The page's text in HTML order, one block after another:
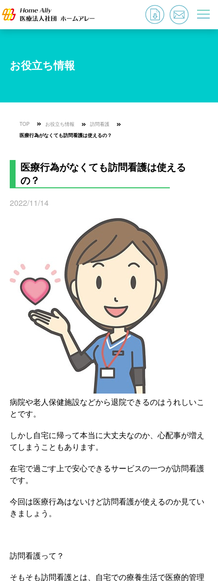
お役立ち情報
TOP お役立ち情報 訪問看護
医療行為がなくても訪問看護は使えるの？
医療行為がなくても訪問看護は使える
の？
2022/11/14
病院や老人保健施設などから退院できるのはうれしいこ
とです。
しかし自宅に帰って本当に大丈夫なのか、心配事が増え
てしまうこともあります。
在宅で過ごす上で安心できるサービスの一つが訪問看護
です。
今回は医療行為はないけど訪問看護が使えるのか見てい
きましょう。
訪問看護って？
そもそも訪問看護とは、自宅での療養生活で医療的管理